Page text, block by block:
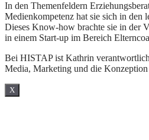
In den Themenfeldern
Medienkompetenz hat sie sich in den
Dieses Know-how brachte sie in der
in einem Start-up im Bereich
Bei HISTAP ist Kathrin
Media, Marketing und die
X